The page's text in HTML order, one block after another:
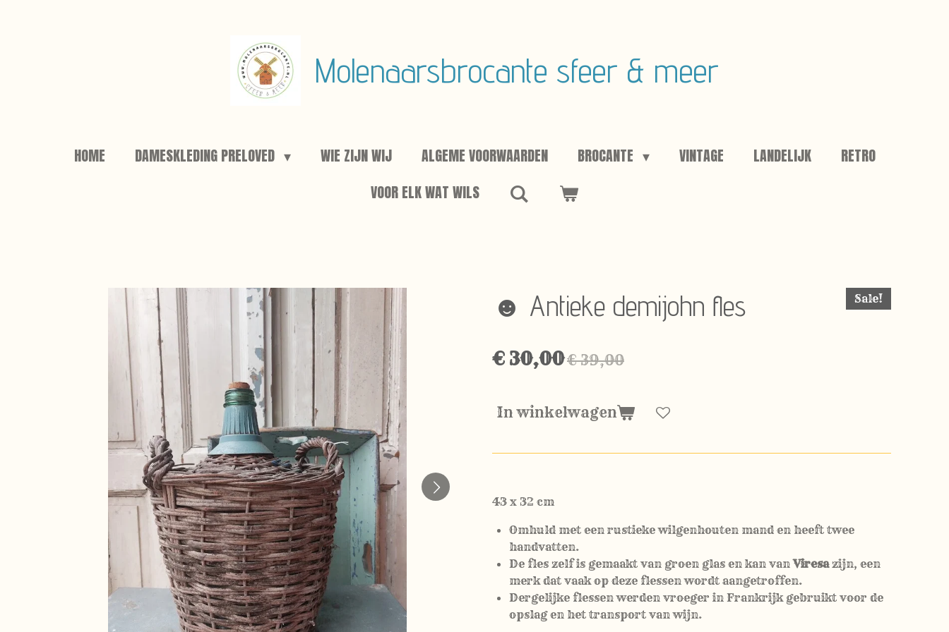
Molenaarsbrocante sfeer & meer
HOME DAMESKLEDING PRELOVED WIE ZIJN WIJ ALGEME VOORWAARDEN BROCANTE VINTAGE LANDELIJK
RETRO
VOOR ELK WAT WILS
☻ Antieke demijohn fles Sale!
€ 30,00€ 39,00
In winkelwagen
43 x 32 cm
Omhuld met een rustieke wilgenhouten mand en heeft twee
handvatten.
De fles zelf is gemaakt van groen glas en kan vanViresazijn, een
merk dat vaak op deze flessen wordt aangetroffen.
Dergelijke flessen werden vroeger in Frankrijk gebruikt voor de
opslag en het transport van wijn.